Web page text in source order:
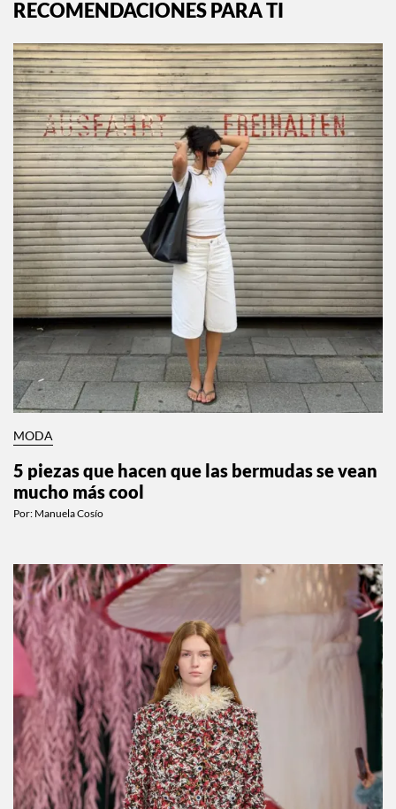
RECOMENDACIONES PARA TI
MODA
5 piezas que hacen que las bermudas se vean
mucho más cool
Por: Manuela Cosío